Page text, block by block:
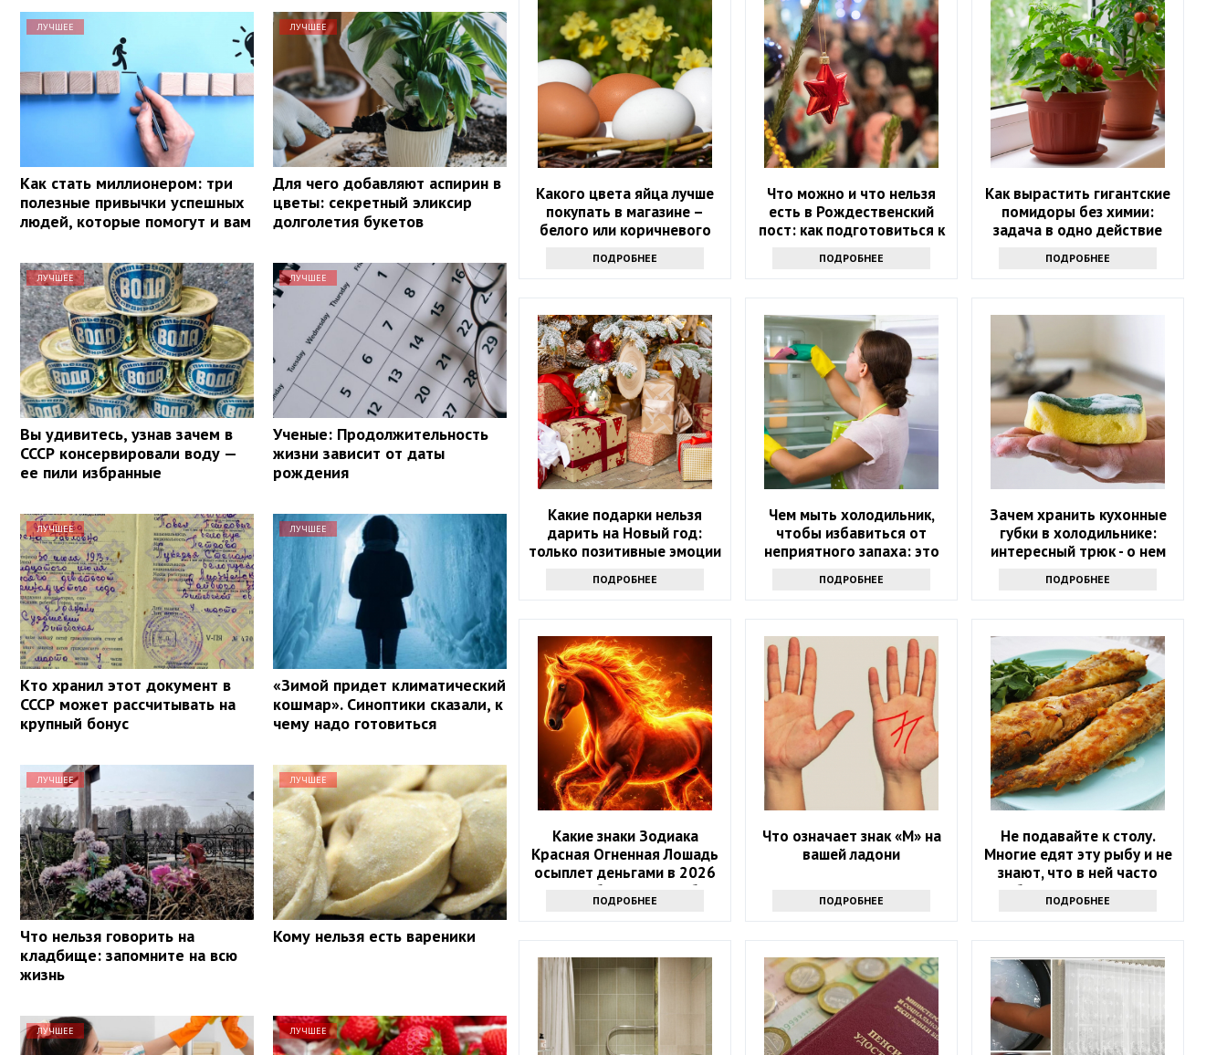
ЛУЧШЕЕ
Как стать миллионером: три
полезные привычки успешных
людей, которые помогут и вам
ЛУЧШЕЕ
Для чего добавляют аспирин в
цветы: секретный эликсир
долголетия букетов
ЛУЧШЕЕ
Вы удивитесь, узнав зачем в
СССР консервировали воду —
ее пили избранные
ЛУЧШЕЕ
Ученые: Продолжительность
жизни зависит от даты
рождения
ЛУЧШЕЕ
Кто хранил этот документ в
СССР может рассчитывать на
крупный бонус
ЛУЧШЕЕ
«Зимой придет климатический
кошмар». Синоптики сказали, к
чему надо готовиться
ЛУЧШЕЕ
Что нельзя говорить на
кладбище: запомните на всю
жизнь
ЛУЧШЕЕ
Кому нельзя есть вареники
ЛУЧШЕЕ ЛУЧШЕЕ
Какого цвета яйца лучше
покупать в магазине –
белого или коричневого
ПОДРОБНЕЕ
Что можно и что нельзя
есть в Рождественский
пост: как подготовиться к
ПОДРОБНЕЕ
Как вырастить гигантские
помидоры без химии:
задача в одно действие
ПОДРОБНЕЕ
Какие подарки нельзя
дарить на Новый год:
только позитивные эмоции
ПОДРОБНЕЕ
Чем мыть холодильник,
чтобы избавиться от
неприятного запаха: это
ПОДРОБНЕЕ
Зачем хранить кухонные
губки в холодильнике:
интересный трюк - о нем
продвинутые хозяйки
ПОДРОБНЕЕ
Какие знаки Зодиака
Красная Огненная Лошадь
осыплет деньгами в 2026
году: 4 баловня Судьбы
ПОДРОБНЕЕ
Что означает знак «М» на
вашей ладони
ПОДРОБНЕЕ
Не подавайте к столу.
Многие едят эту рыбу и не
знают, что в ней часто
бывают паразиты
ПОДРОБНЕЕ